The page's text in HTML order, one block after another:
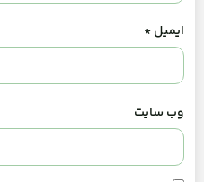
ایمیل*
وب‌ سایت